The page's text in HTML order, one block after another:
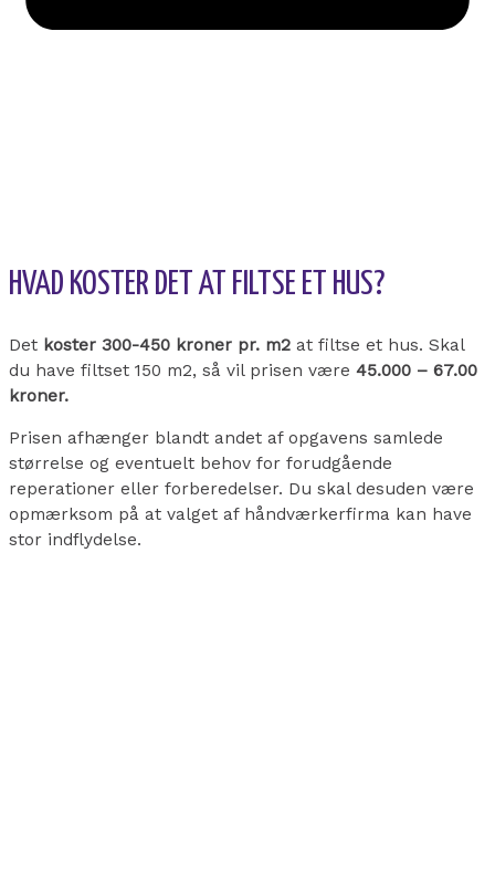
HVAD KOSTER DET AT FILTSE ET HUS?
Det koster 300-450 kroner pr. m2 at filtse et hus. Skal
du have filtset 150 m2, så vil prisen være 45.000 – 67.00
kroner.
Prisen afhænger blandt andet af opgavens samlede
størrelse og eventuelt behov for forudgående
reperationer eller forberedelser. Du skal desuden være
opmærksom på at valget af håndværkerfirma kan have
stor indflydelse.